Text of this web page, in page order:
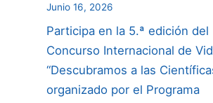
Junio 16, 2026
Participa en la 5.ª edición del
Concurso Internacional de
“Descubramos a las
organizado por el Programa